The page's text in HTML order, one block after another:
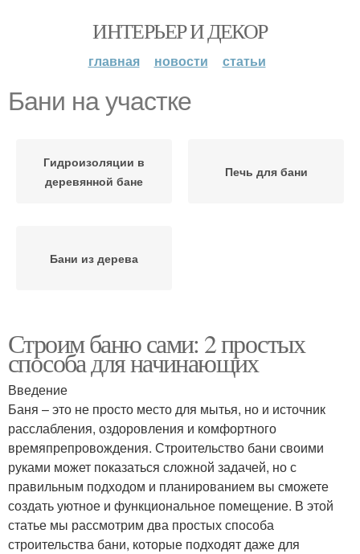
ИНТЕРЬЕР И ДЕКОР
главная новости статьи
Бани на участке
Гидроизоляции в
деревянной бане
Печь для бани
Бани из дерева
Строим баню сами: 2 простых
способа для начинающих
Введение
Баня – это не просто место для мытья, но и источник
расслабления, оздоровления и комфортного
времяпрепровождения. Строительство бани своими
руками может показаться сложной задачей, но с
правильным подходом и планированием вы сможете
создать уютное и функциональное помещение. В этой
статье мы рассмотрим два простых способа
строительства бани, которые подходят даже для